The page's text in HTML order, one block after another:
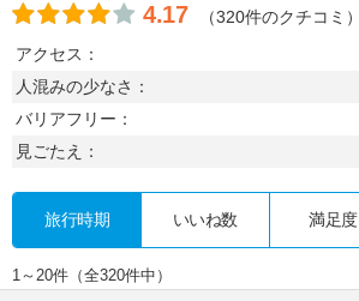
4.17
（320件のクチコミ）
アクセス：
人混みの少なさ：
バリアフリー：
見ごたえ：
旅行時期 いいね数 満足度
1～20件（全320件中）